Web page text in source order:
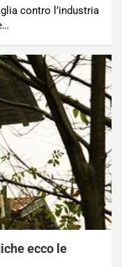
contro l’industria
ecco le